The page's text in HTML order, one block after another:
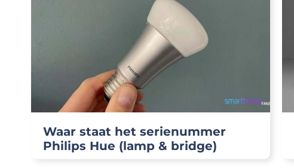
Waar staat het serienummer
Philips Hue (lamp & bridge)